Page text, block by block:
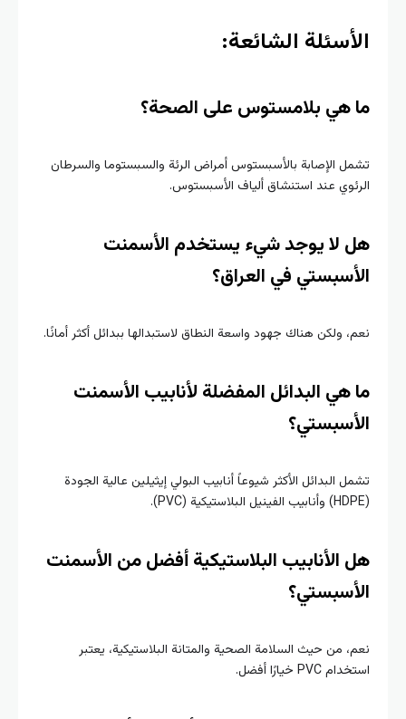
الأسئلة الشائعة:
ما هي بلامستوس على الصحة؟
تشمل الإصابة بالأسبستوس أمراض الرئة والسبستوما والسرطان
الرئوي عند استنشاق ألياف الأسبستوس.
هل لا يوجد شيء يستخدم الأسمنت
الأسبستي في العراق؟
نعم، ولكن هناك جهود واسعة النطاق لاستبدالها ببدائل أكثر أمانًا.
ما هي البدائل المفضلة لأنابيب الأسمنت
الأسبستي؟
تشمل البدائل الأكثر شيوعاً أنابيب البولي إيثيلين عالية الجودة
(HDPE) وأنابيب الفينيل البلاستيكية (PVC).
هل الأنابيب البلاستيكية أفضل من الأسمنت
الأسبستي؟
نعم، من حيث السلامة الصحية والمتانة البلاستيكية، يعتبر
استخدام PVC خيارًا أفضل.